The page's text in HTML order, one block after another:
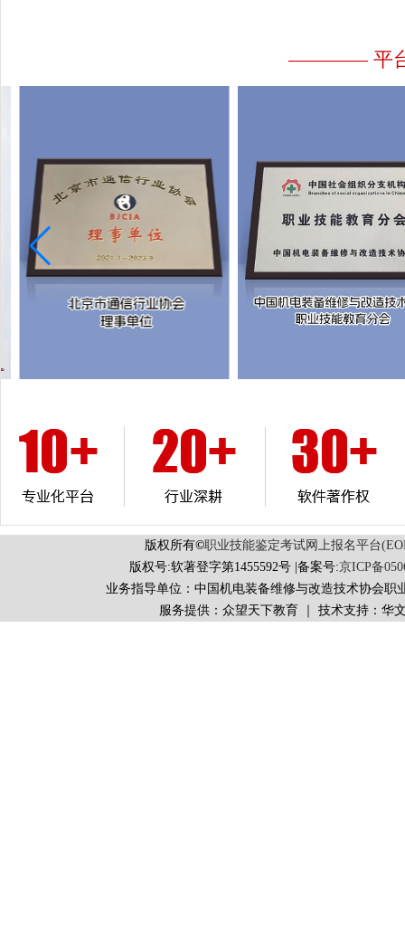
———— 平
版权所有©职业技能鉴定考试网上报名平台
版权号:软著登字第1455592号 |备案号:京ICP备
业务指导单位：中国机电装备维修与改造技术协会职
服务提供：众望天下教育 ｜ 技术支持：华